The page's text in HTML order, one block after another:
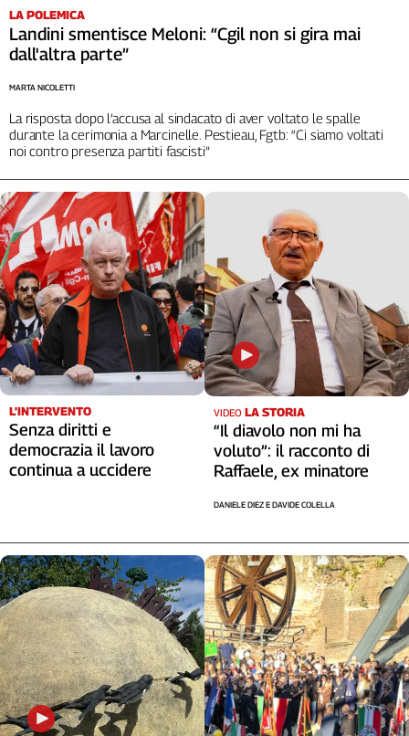
Archivio
Storico
1955-
2014
Cerca
Contatti
La
redazione
Newsletter
Social
LA POLEMICA
Landini smentisce Meloni: “Cgil non si gira mai
dall'altra parte”
La risposta dopo l’accusa al sindacato di aver voltato le spalle
durante la cerimonia a Marcinelle. Pestieau, Fgtb: “Ci siamo voltati
noi contro presenza partiti fascisti”
MARTA NICOLETTI
L'INTERVENTO
Senza diritti e
democrazia il lavoro
continua a uccidere
VIDEO LA STORIA
“Il diavolo non mi ha
voluto”: il racconto di
Raffaele, ex minatore
DANIELE DIEZ E DAVIDE COLELLA